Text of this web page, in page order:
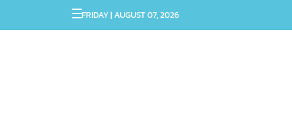
FRIDAY | AUGUST 07, 2026